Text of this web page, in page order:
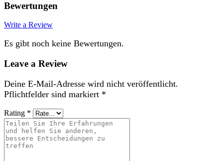
Bewertungen
Write a Review
Es gibt noch keine Bewertungen.
Leave a Review
Deine E-Mail-Adresse wird nicht veröffentlicht.
Pflichtfelder sind markiert *
Rating *